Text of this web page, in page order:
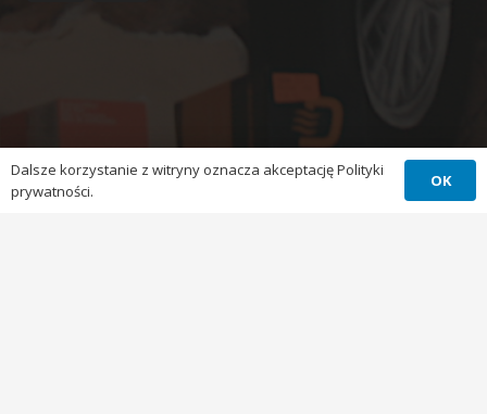
Dalsze korzystanie z witryny oznacza akceptację Polityki
prywatności.
OK